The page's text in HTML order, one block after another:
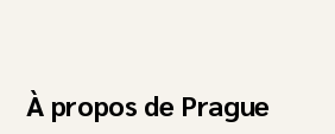
À propos de Prague